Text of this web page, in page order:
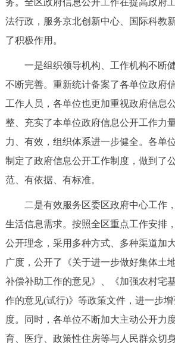
走进北京
绿色北京 图说北京
多语种
DEUTSCH
ESPAÑOL العربية
ITALIANO
务。全区政府信息公开工作在提高政府
法行政，服务京北创新中心、国际科教
了积极作用。
一是组织领导机构、工作机构不断
不断完善。重新统计备案了各单位政府
工作人员，各单位也更加重视政府信息
整、充实了本单位政府信息公开工作力
力、有效，组织体系进一步健全。各单
制定了政府信息公开工作制度，做到了
范、有依据、有标准。
二是有效服务区委区政府中心工作
生活信息需求。按照全区重点工作安排
公开理念，采用多种方式、多种渠道加
广度，公开了《关于进一步做好集体土
补偿补助工作的意见》、《加强农村宅
作的意见(试行)》等政策文件，进一步
度。同时，各单位不断加大主动公开力
育、医疗、政策性住房等与人民群众切